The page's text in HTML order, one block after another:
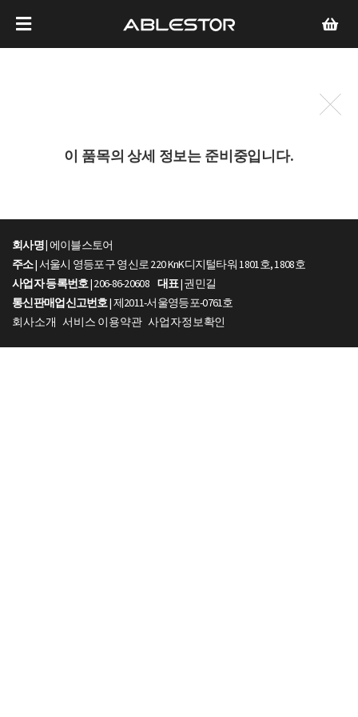
이 품목의 상세 정보는 준비중입니다.
회사명 |에이블스토어
주소| 서울시 영등포구 영신로 220 KnK디지털타워 1801호, 1808호
사업자 등록번호| 206-86-20608 대표| 권민길
통신판매업신고번호| 제2011-서울영등포-0761호
회사소개 서비스 이용약관 사업자정보확인